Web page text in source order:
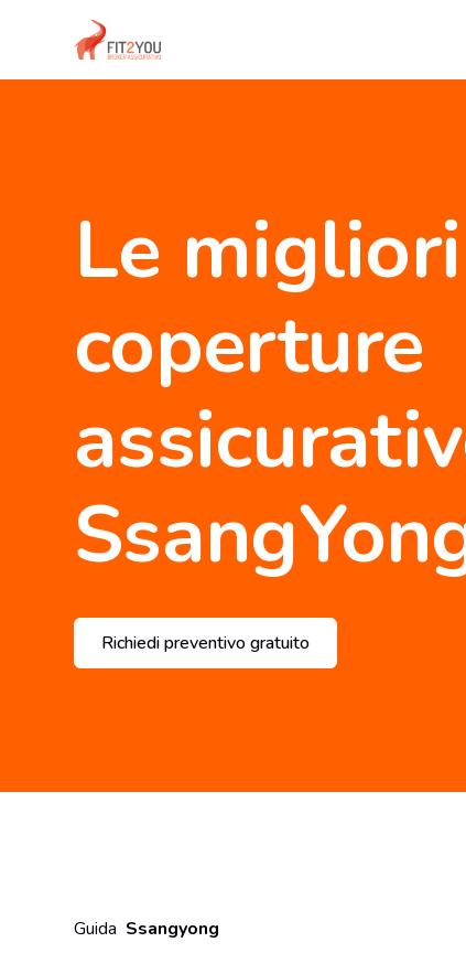
Le migliori
coperture
Richiedi preventivo gratuito
Guida Ssangyong